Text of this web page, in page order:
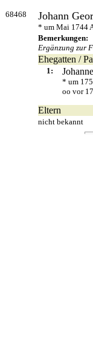
68468 Johann
* um Mai 1744
Bemerkungen:
Ergänzung zur
Ehegatten /
1:
* um
oo vor
Eltern
nicht bekannt